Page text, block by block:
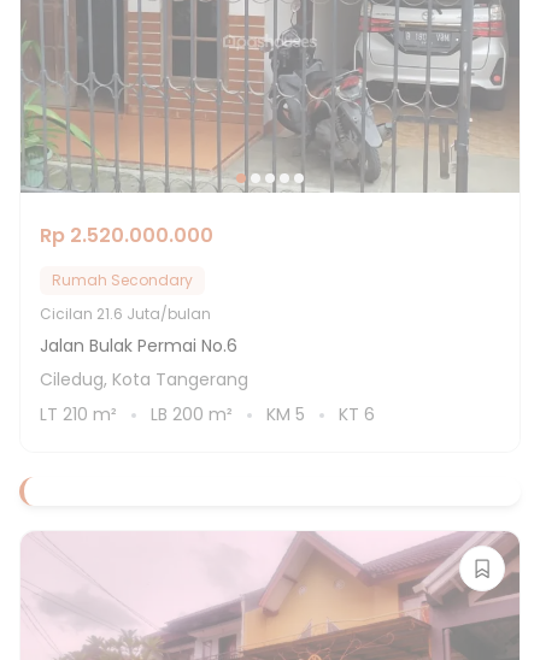
Rp 2.520.000.000
Rumah Secondary
Cicilan 21.6 Juta/bulan
Jalan Bulak Permai No.6
Ciledug, Kota Tangerang
LT 210 m² LB 200 m² KM 5 KT 6